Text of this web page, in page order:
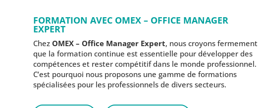
FORMATION AVEC OMEX – OFFICE MANAGER
EXPERT
Chez OMEX – Office Manager Expert, nous croyons fermement
que la formation continue est essentielle pour développer des
compétences et rester compétitif dans le monde professionnel.
C’est pourquoi nous proposons une gamme de formations
spécialisées pour les professionnels de divers secteurs.